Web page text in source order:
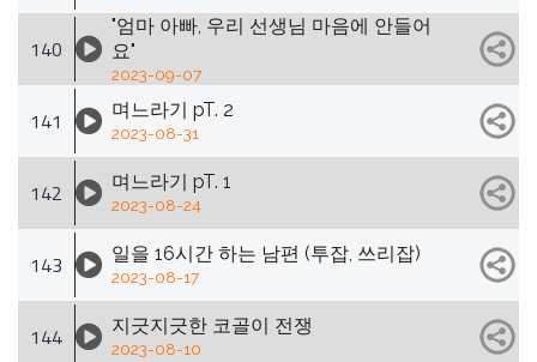
140
"엄마 아빠, 우리 선생님 마음에 안들어
요"
2023-09-07
141 며느라기 pT. 2
2023-08-31
142 며느라기 pT. 1
2023-08-24
143 일을 16시간 하는 남편 (투잡, 쓰리잡)
2023-08-17
144 지긋지긋한 코골이 전쟁
2023-08-10